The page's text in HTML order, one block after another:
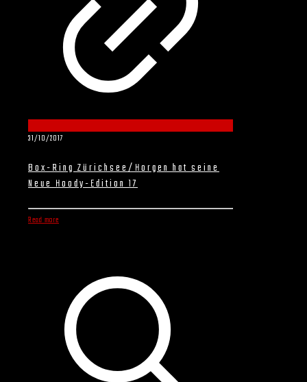
31/10/2017
Box-Ring Zürichsee/Horgen hat seine
Neue Hoody-Edition 17
Read more